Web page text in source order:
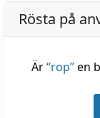
Rösta på
Är“rop”en